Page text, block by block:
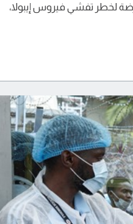
اليوم السبت، من أن 10 دول في القارة معرضة لخطر تفشي فيروس إيبولا،